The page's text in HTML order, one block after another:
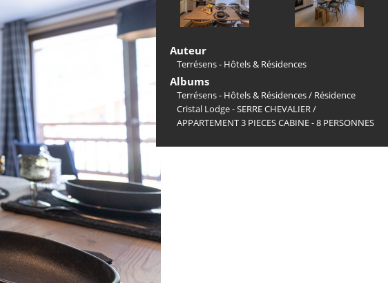
Auteur
Terrésens - Hôtels & Résidences
Albums
Terrésens - Hôtels & Résidences/ Résidence
Cristal Lodge - SERRE CHEVALIER/
APPARTEMENT 3 PIECES CABINE - 8 PERSONNES